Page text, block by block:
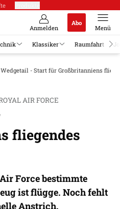
Anmelden
Abo
Menü
Klassiker Raumfahrt
Wedgetail - Start für Großbritanniens
AIR FORCE
fliegendes
Force bestimmte
ist flügge. Noch fehlt
Anstrich.